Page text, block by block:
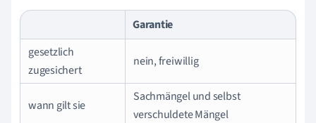
Garantie
gesetzlich
zugesichert
nein, freiwillig
wann gilt sie
Sachmängel und selbst
verschuldete Mängel